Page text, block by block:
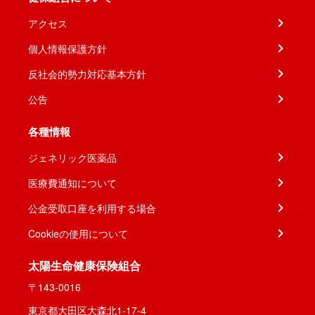
アクセス
個人情報保護方針
反社会的勢力対応基本方針
公告
各種情報
ジェネリック医薬品
医療費通知について
公金受取口座を利用する場合
Cookieの使用について
太陽生命健康保険組合
〒143-0016
東京都大田区大森北1-17-4